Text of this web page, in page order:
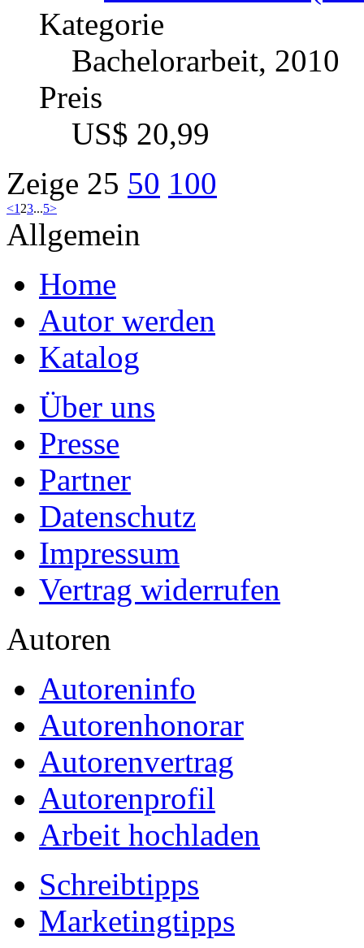
Autor
Dirk Göller
Kategorie
Studienarbeit, 2008
Preis
US$ 20,99
Impact of the concept of
countries (Creating
Autor
Frank Machens
Kategorie
Bachelorarbeit, 2012
Preis
US$ 16,99
Leader und Follower:
Interdependenzen
Autor
Lai Chu Law
Kategorie
Bachelorarbeit, 2013